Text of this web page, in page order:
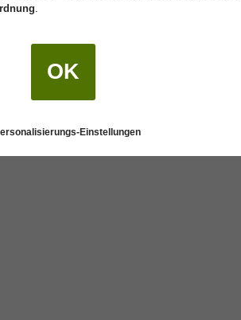
.
OK
Einstellungen